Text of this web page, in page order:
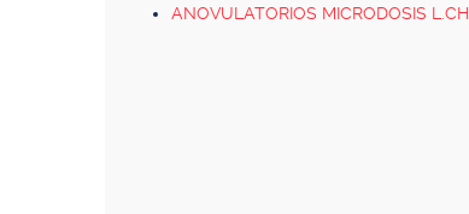
ANOVULATORIOS MICRODOSIS L.CH.